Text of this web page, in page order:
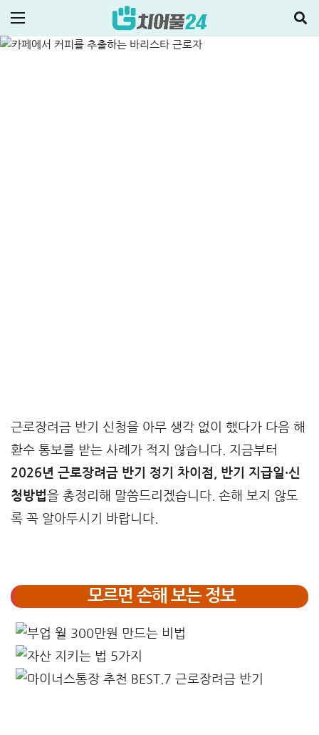
정부지원정책·대출
근로장려금 반기 신청을 아무 생각 없이 했다가 다음 해
환수 통보를 받는 사례가 적지 않습니다. 지금부터
2026년 근로장려금 반기 정기 차이점, 반기 지급일·신
청방법을 총정리해 말씀드리겠습니다. 손해 보지 않도
록 꼭 알아두시기 바랍니다.
모르면 손해 보는 정보